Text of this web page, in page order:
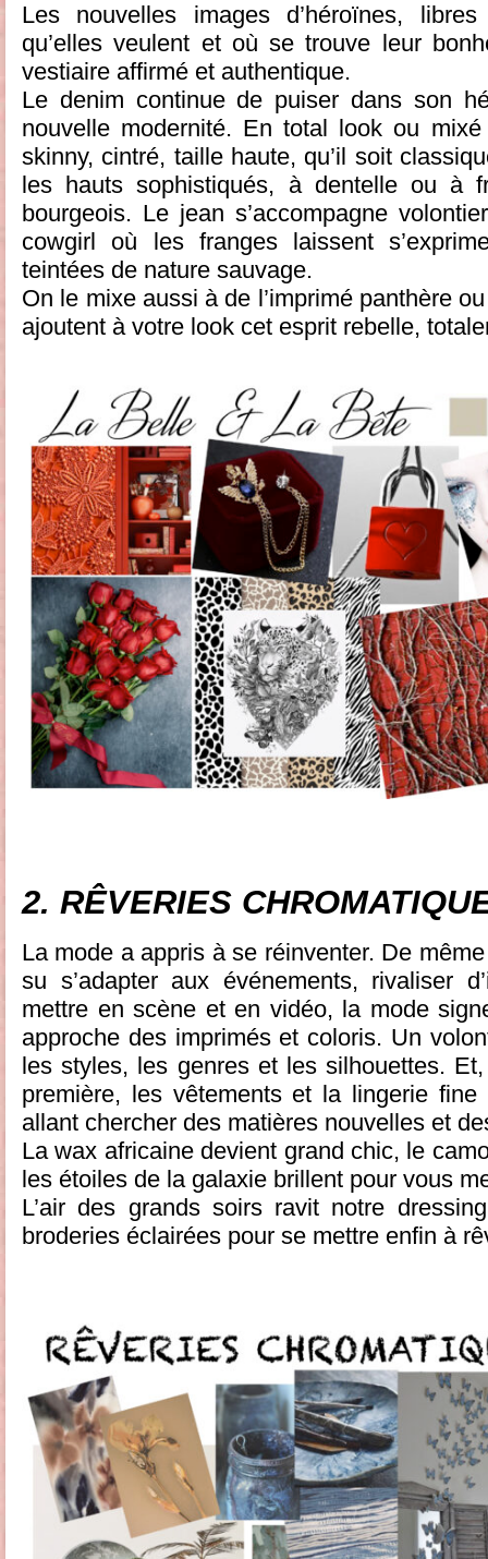
Les nouvelles images d’héroïnes,
qu’elles veulent et où se trouve leur
vestiaire affirmé et authentique.
Le denim continue de puiser dans son
nouvelle modernité. En total look ou
skinny, cintré, taille haute, qu’il soit
les hauts sophistiqués, à dentelle ou à
bourgeois. Le jean s’accompagne
cowgirl où les franges laissent
teintées de nature sauvage.
On le mixe aussi à de l’imprimé panthère
ajoutent à votre look cet esprit rebelle,
2. RÊVERIES
La mode a appris à se réinventer. De
su s’adapter aux événements, rivaliser
mettre en scène et en vidéo, la mode
approche des imprimés et coloris. Un
les styles, les genres et les silhouettes.
première, les vêtements et la lingerie
allant chercher des matières nouvelles et
La wax africaine devient grand chic, le
les étoiles de la galaxie brillent pour vous
L’air des grands soirs ravit notre
broderies éclairées pour se mettre enfin à